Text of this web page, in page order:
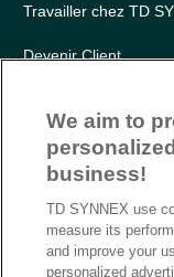
Travailler chez TD
Devenir Client
Relations
Ethics and Compliance
Conditions générales
Charte de
Informations sur le
We aim to
business!
TD SYNNEX use
measure its
and improve your
personalized